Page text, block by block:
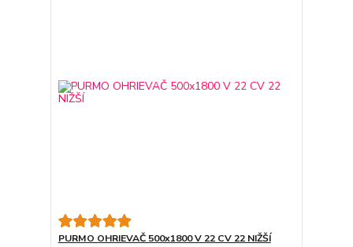
PURMO OHRIEVAČ 500x1800 V 22 CV 22 NIŽŠÍ